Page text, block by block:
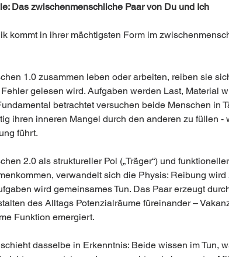
Das zwischenmenschliche Paar von Du und Ich
kommt in ihrer mächtigsten Form im
1.0 zusammen leben oder arbeiten, reiben sie
gelesen wird. Aufgaben werden Last, Material
betrachtet versuchen beide Menschen in
ihren inneren Mangel durch den anderen zu füllen -
führt.
2.0 als struktureller Pol („Träger“) und
verwandelt sich die Physis: Reibung wird
wird gemeinsames Tun. Das Paar erzeugt
des Alltags Potenzialräume füreinander –
Funktion emergiert.
dasselbe in Erkenntnis: Beide wissen im Tun,